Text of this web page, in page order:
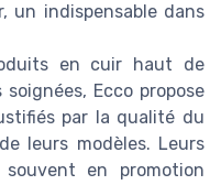
un indispensable dans
en cuir haut de
Ecco propose
par la qualité du
leurs modèles. Leurs
en promotion